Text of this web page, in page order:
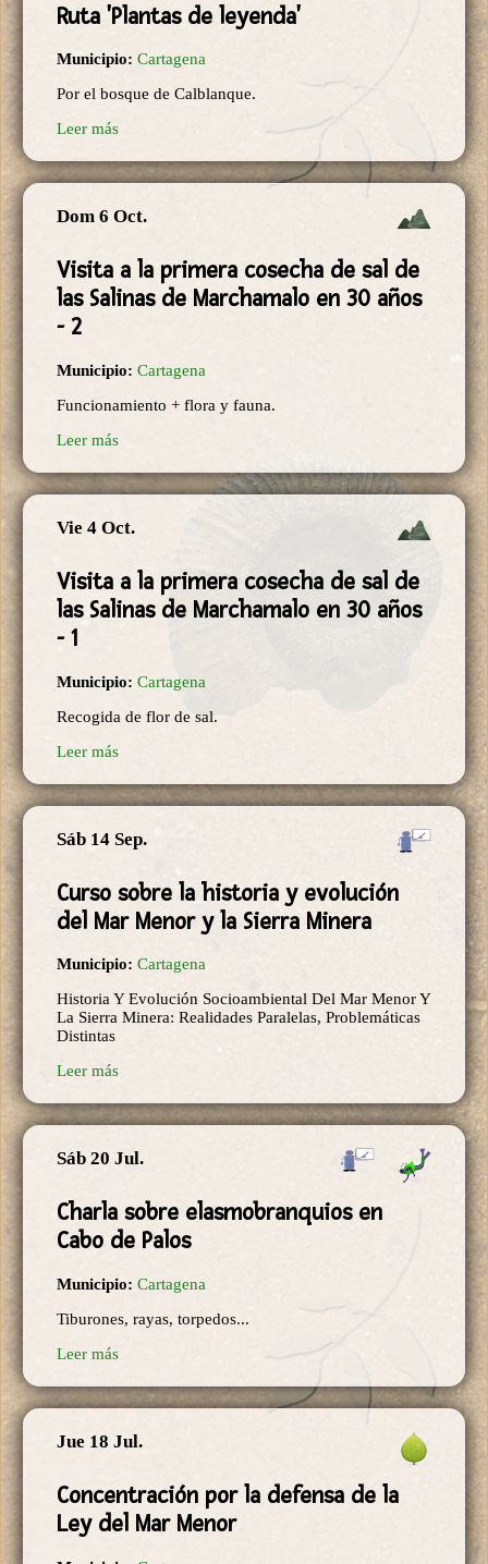
Ruta 'Plantas de leyenda'
Municipio: Cartagena
Por el bosque de Calblanque.
Leer más
Dom 6 Oct.
Visita a la primera cosecha de sal de
las Salinas de Marchamalo en 30 años
- 2
Municipio: Cartagena
Funcionamiento + flora y fauna.
Leer más
Vie 4 Oct.
Visita a la primera cosecha de sal de
las Salinas de Marchamalo en 30 años
- 1
Municipio: Cartagena
Recogida de flor de sal.
Leer más
Sáb 14 Sep.
Curso sobre la historia y evolución
del Mar Menor y la Sierra Minera
Municipio: Cartagena
Historia Y Evolución Socioambiental Del Mar Menor Y
La Sierra Minera: Realidades Paralelas, Problemáticas
Distintas
Leer más
Sáb 20 Jul.
Charla sobre elasmobranquios en
Cabo de Palos
Municipio: Cartagena
Tiburones, rayas, torpedos...
Leer más
Jue 18 Jul.
Concentración por la defensa de la
Ley del Mar Menor